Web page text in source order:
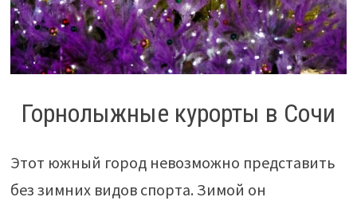
Горнолыжные курорты в Сочи
Этот южный город невозможно представить
без зимних видов спорта. Зимой он